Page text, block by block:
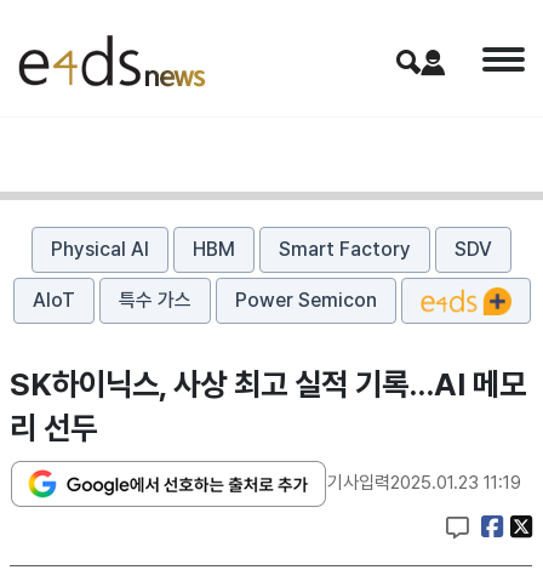
Physical AI HBM Smart Factory SDV
AIoT 특수 가스 Power Semicon
SK하이닉스, 사상 최고 실적 기록...AI 메모
리 선두
기사입력2025.01.23 11:19